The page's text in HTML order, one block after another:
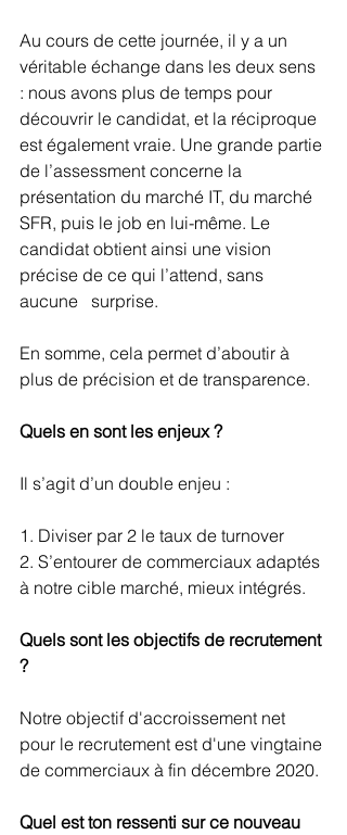
Au cours de cette journée, il y a un
véritable échange dans les deux sens
: nous avons plus de temps pour
découvrir le candidat, et la réciproque
est également vraie. Une grande partie
de l’assessment concerne la
présentation du marché IT, du marché
SFR, puis le job en lui-même. Le
candidat obtient ainsi une vision
précise de ce qui l’attend, sans
aucune   surprise.
En somme, cela permet d’aboutir à
plus de précision et de transparence.
Quels en sont les enjeux ?
Il s’agit d’un double enjeu :
1. Diviser par 2 le taux de turnover
2. S’entourer de commerciaux adaptés
à notre cible marché, mieux intégrés.
Quels sont les objectifs de recrutement
?
Notre objectif d'accroissement net
pour le recrutement est d'une vingtaine
de commerciaux à fin décembre 2020.
Quel est ton ressenti sur ce nouveau